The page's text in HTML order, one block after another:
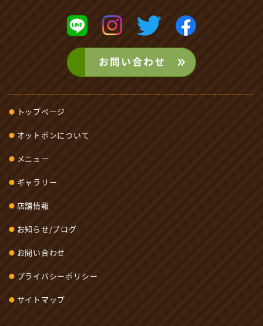
トップページ
オットポンについて
メニュー
ギャラリー
店舗情報
お知らせ/ブログ
お問い合わせ
プライバシーポリシー
サイトマップ